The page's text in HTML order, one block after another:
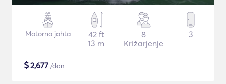
Motorna jahta
42 ft
13 m
8
Križarjenje
3
$2,677 /dan